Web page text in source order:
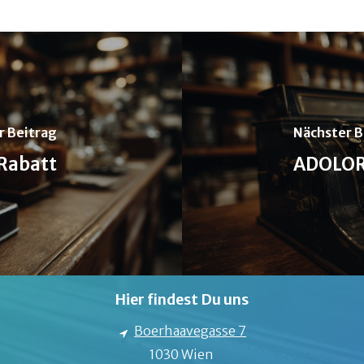
Beitrag Nächster
Hier findest Du uns
Boerhaavegasse 7
1030 Wien